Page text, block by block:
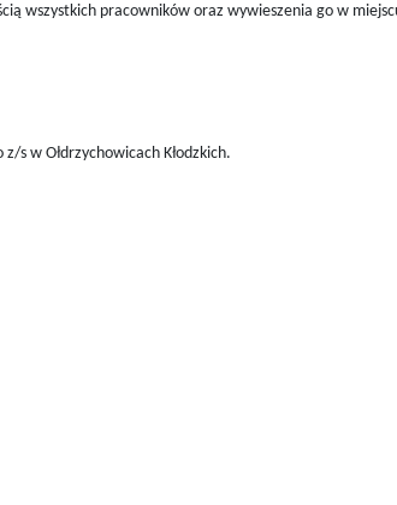
wszystkich pracowników oraz wywieszenia go w
s w Ołdrzychowicach Kłodzkich.